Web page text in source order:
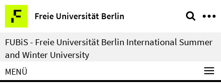
Springe
direkt
zu
Inhalt
Freie Universität Berlin
Service-
Navigation
FUBiS - Freie Universität Berlin International Summer
and Winter University
MENÜ